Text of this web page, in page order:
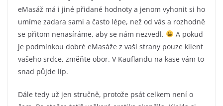
eMasáž má i jiné přidané hodnoty a jenom vyhonit si ho
umíme zadara sami a často lépe, než od vás a rozhodně
se přitom nenasíráme, aby se nám nezvedl.
A pokud
je podmínkou dobré eMasáže z vaší strany pouze klient
vašeho srdce, změňte obor. V Kauflandu na kase vám to
snad půjde líp.
Dále tedy už jen stručně, protože psát celkem není o